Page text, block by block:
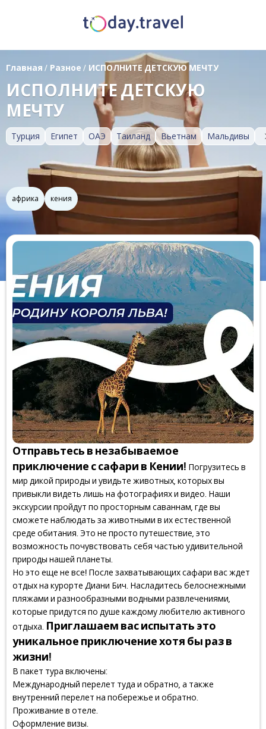
Турция Египет ОАЭ Таиланд Вьетнам Мальдивы
Главная / Разное / ИСПОЛНИТЕ ДЕТСКУЮ МЕЧТУ
ИСПОЛНИТЕ ДЕТСКУЮ
МЕЧТУ
африка кения
Отправьтесь в незабываемое
приключение с сафари в Кении! Погрузитесь в
мир дикой природы и увидьте животных, которых вы
привыкли видеть лишь на фотографиях и видео. Наши
экскурсии пройдут по просторным саваннам, где вы
сможете наблюдать за животными в их естественной
среде обитания. Это не просто путешествие, это
возможность почувствовать себя частью удивительной
природы нашей планеты.
Но это еще не все! После захватывающих сафари вас ждет
отдых на курорте Диани Бич. Насладитесь белоснежными
пляжами и разнообразными водными развлечениями,
которые придутся по душе каждому любителю активного
отдыха.
Приглашаем вас испытать это
уникальное приключение хотя бы раз в
жизни!
В пакет тура включены:
Международный перелет туда и обратно, а также
внутренний перелет на побережье и обратно.
Проживание в отеле.
Оформление визы.